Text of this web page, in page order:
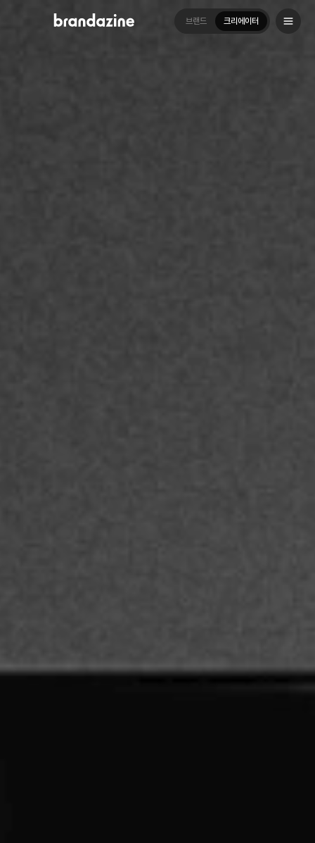
브랜드 크리에이터